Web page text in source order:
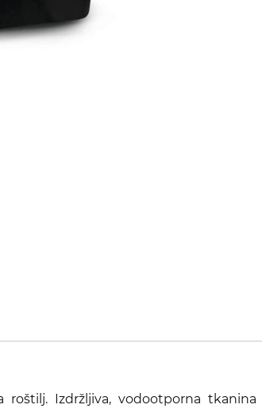
Izdržljiva, vodootporna